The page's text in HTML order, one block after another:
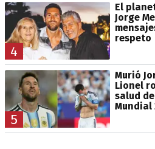
4
El
Jorge
respeto
5
Murió
Lionel
salud
Mundial